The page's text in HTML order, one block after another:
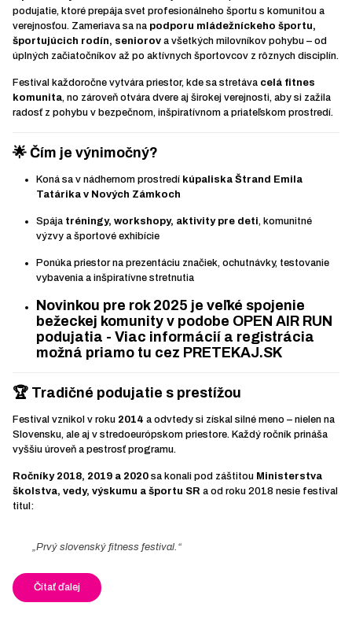
podujatie, ktoré prepája svet profesionálneho športu s komunitou a
verejnosťou. Zameriava sa na podporu mládežníckeho športu,
športujúcich rodín, seniorov a všetkých milovníkov pohybu – od
úplných začiatočníkov až po aktívnych športovcov z rôznych disciplín.
Festival každoročne vytvára priestor, kde sa stretáva celá fitnes
komunita, no zároveň otvára dvere aj širokej verejnosti, aby si zažila
radosť z pohybu v bezpečnom, inšpiratívnom a priateľskom prostredí.
🌟 Čím je výnimočný?
Koná sa v nádhernom prostredí kúpaliska Štrand Emila
Tatárika v Nových Zámkoch
Spája tréningy, workshopy, aktivity pre deti, komunitné
výzvy a športové exhibície
Ponúka priestor na prezentáciu značiek, ochutnávky, testovanie
vybavenia a inšpiratívne stretnutia
Novinkou pre rok 2025 je veľké spojenie
bežeckej komunity v podobe OPEN AIR RUN
podujatia - Viac informácií a registrácia
možná priamo tu cez PRETEKAJ.SK
🏆 Tradičné podujatie s prestížou
Festival vznikol v roku 2014 a odvtedy si získal silné meno – nielen na
Slovensku, ale aj v stredoeurópskom priestore. Každý ročník prináša
vyššiu úroveň a pestrosť programu.
Ročníky 2018, 2019 a 2020 sa konali pod záštitou Ministerstva
školstva, vedy, výskumu a športu SR a od roku 2018 nesie festival
titul:
„Prvý slovenský fitness festival.“
Čítať ďalej